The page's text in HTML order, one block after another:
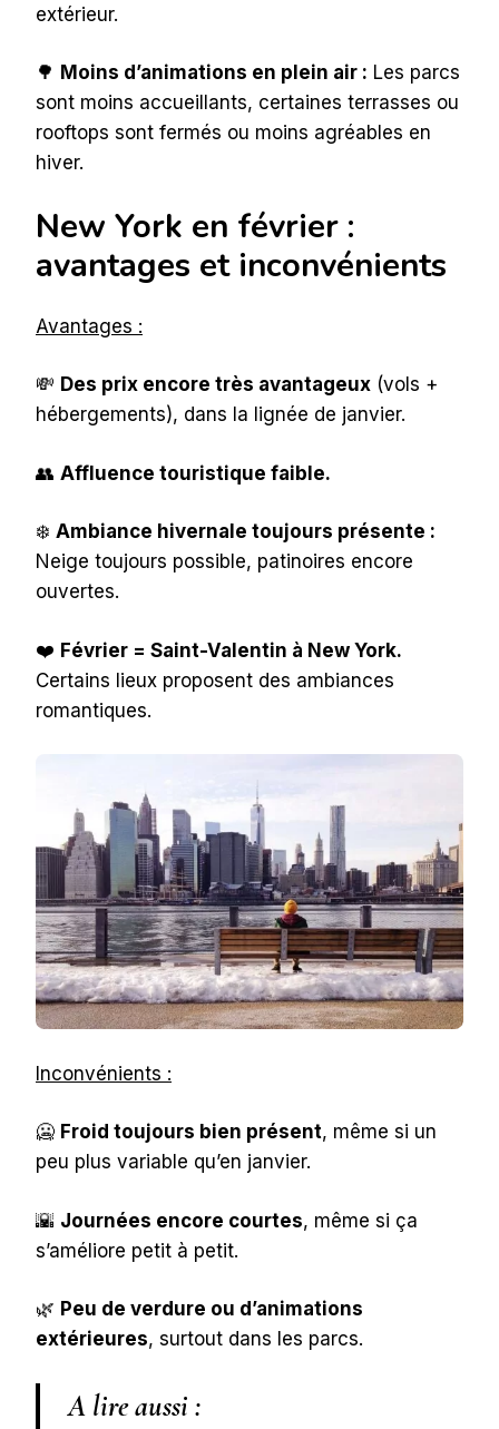
extérieur.
🌳 Moins d’animations en plein air : Les parcs
sont moins accueillants, certaines terrasses ou
rooftops sont fermés ou moins agréables en
hiver.
New York en février :
avantages et inconvénients
Avantages :
💸 Des prix encore très avantageux (vols +
hébergements), dans la lignée de janvier.
👥 Affluence touristique faible.
❄️ Ambiance hivernale toujours présente :
Neige toujours possible, patinoires encore
ouvertes.
❤️ Février = Saint-Valentin à New York.
Certains lieux proposent des ambiances
romantiques.
Inconvénients :
🥶 Froid toujours bien présent, même si un
peu plus variable qu’en janvier.
🌇 Journées encore courtes, même si ça
s’améliore petit à petit.
🌿 Peu de verdure ou d’animations
extérieures, surtout dans les parcs.
A lire aussi :